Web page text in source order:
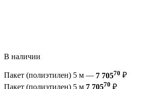
В наличии
Пакет (полиэтилен) 5 м — 7 70570 ₽
Пакет (полиэтилен) 5 м 7 70570 ₽